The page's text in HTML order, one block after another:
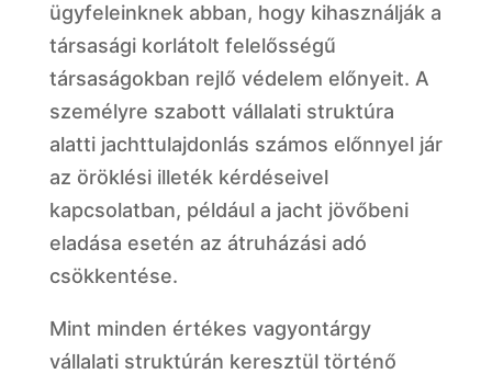
ügyfeleinknek abban, hogy kihasználják a
társasági korlátolt felelősségű
társaságokban rejlő védelem előnyeit. A
személyre szabott vállalati struktúra
alatti jachttulajdonlás számos előnnyel jár
az öröklési illeték kérdéseivel
kapcsolatban, például a jacht jövőbeni
eladása esetén az átruházási adó
csökkentése.
Mint minden értékes vagyontárgy
vállalati struktúrán keresztül történő